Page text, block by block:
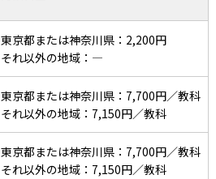
東京都または神奈川県：2,200円
それ以外の地域：―
東京都または神奈川県：7,700円／教科
それ以外の地域：7,150円／教科
東京都または神奈川県：7,700円／教科
それ以外の地域：7,150円／教科